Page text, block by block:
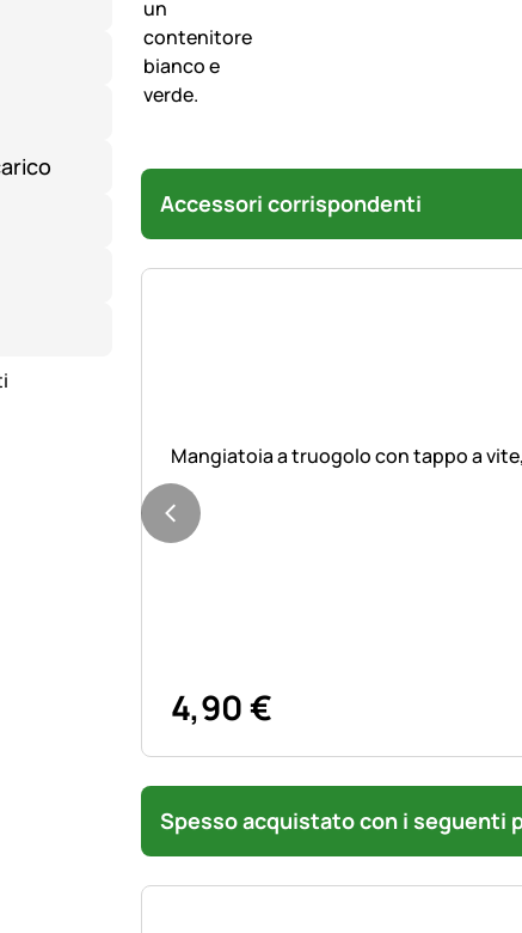
Accessori corrispondenti
Mangiatoia a truogolo con tappo a vite,
4,90€
Spesso acquistato con i seguenti